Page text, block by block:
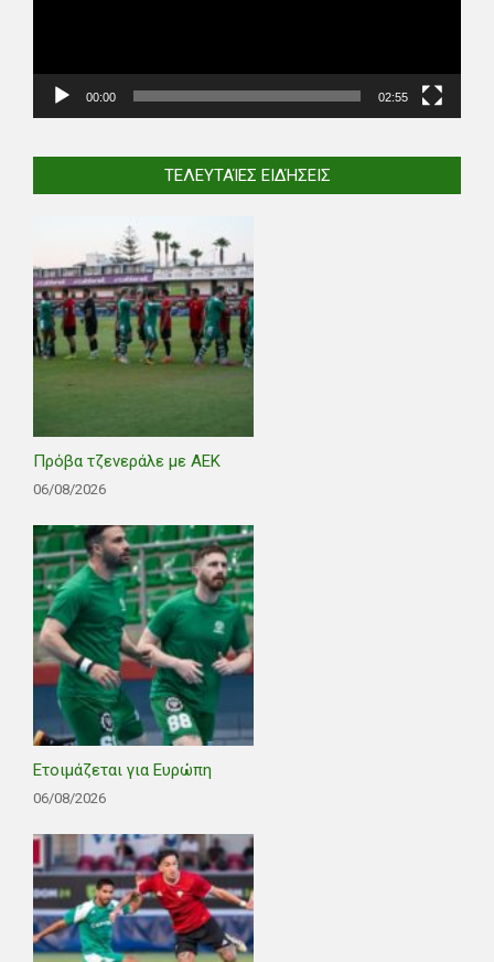
00:00 02:55
ΤΕΛΕΥΤΑΊΕΣ ΕΙΔΉΣΕΙΣ
Πρόβα τζενεράλε με ΑΕΚ
06/08/2026
Ετοιμάζεται για Ευρώπη
06/08/2026